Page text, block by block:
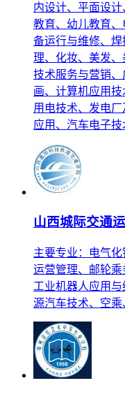
内设计、平面设
教育、幼儿教育
备运行与维修、
理、化妆、美发
技术服务与营销
画、计算机应用
用电技术、发电
应用、汽车电子技
山西城际交通
主要专业：电气
运营管理、邮轮乘
工业机器人应用
源汽车技术、空